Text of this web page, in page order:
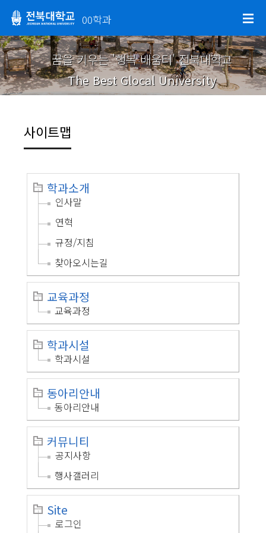
00학과
꿈을 키우는 '행복 배움터' 전북대학교
The Best Glocal University
사이트맵
학과소개
인사말
연혁
규정/지침
찾아오시는길
교육과정
교육과정
학과시설
학과시설
동아리안내
동아리안내
커뮤니티
공지사항
행사갤러리
Site
로그인